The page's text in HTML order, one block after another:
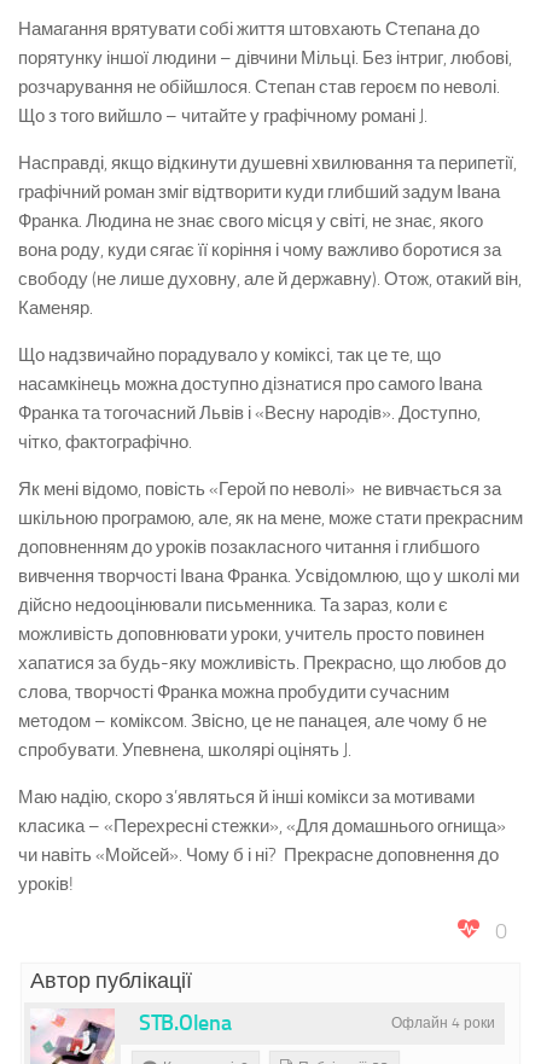
Намагання врятувати собі життя штовхають Степана до
порятунку іншої людини – дівчини Мільці. Без інтриг, любові,
розчарування не обійшлося. Степан став героєм по неволі.
Що з того вийшло – читайте у графічному романі J.
Насправді, якщо відкинути душевні хвилювання та перипетії,
графічний роман зміг відтворити куди глибший задум Івана
Франка. Людина не знає свого місця у світі, не знає, якого
вона роду, куди сягає її коріння і чому важливо боротися за
свободу (не лише духовну, але й державну). Отож, отакий він,
Каменяр.
Що надзвичайно порадувало у коміксі, так це те, що
насамкінець можна доступно дізнатися про самого Івана
Франка та тогочасний Львів і «Весну народів». Доступно,
чітко, фактографічно.
Як мені відомо, повість «Герой по неволі» не вивчається за
шкільною програмою, але, як на мене, може стати прекрасним
доповненням до уроків позакласного читання і глибшого
вивчення творчості Івана Франка. Усвідомлюю, що у школі ми
дійсно недооцінювали письменника. Та зараз, коли є
можливість доповнювати уроки, учитель просто повинен
хапатися за будь-яку можливість. Прекрасно, що любов до
слова, творчості Франка можна пробудити сучасним
методом – коміксом. Звісно, це не панацея, але чому б не
спробувати. Упевнена, школярі оцінять J.
Маю надію, скоро з’являться й інші комікси за мотивами
класика – «Перехресні стежки», «Для домашнього огнища»
чи навіть «Мойсей». Чому б і ні? Прекрасне доповнення до
уроків!
0
Автор публікації
Офлайн 4 роки
STB.Olena